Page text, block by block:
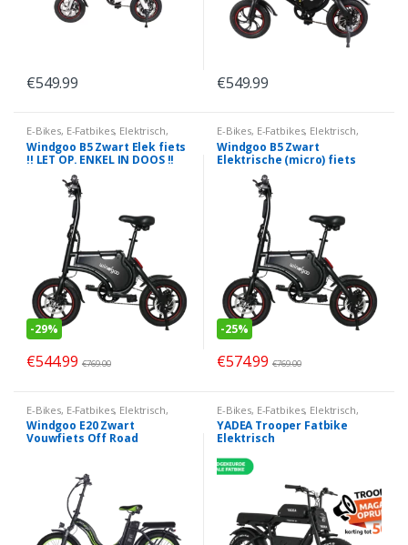
€549.99 €549.99
E-Bikes, E-Fatbikes, Elektrisch,
Windgoo
Windgoo B5 Zwart Elek fiets
!! LET OP. ENKEL IN DOOS !!
-29%
€544.99 €769.00
E-Bikes, E-Fatbikes, Elektrisch,
Windgoo
Windgoo B5 Zwart
Elektrische (micro) fiets
UITGEPAKT
-25%
€574.99 €769.00
E-Bikes, E-Fatbikes, Elektrisch,
Windgoo
Windgoo E20 Zwart
Vouwfiets Off Road
E-Bikes, E-Fatbikes, Elektrisch,
Yadea Trooper
YADEA Trooper Fatbike
Elektrisch